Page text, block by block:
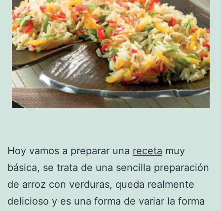
Hoy vamos a preparar una receta muy
básica, se trata de una sencilla preparación
de arroz con verduras, queda realmente
delicioso y es una forma de variar la forma